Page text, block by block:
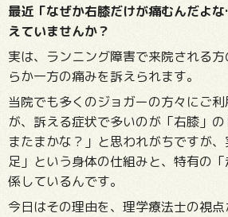
最近「なぜか右膝だけが痛むんだよ
えていませんか？
実は、ランニング障害で来院される
らか一方の痛みを訴えられます。
当院でも多くのジョガーの方々にご
が、訴える症状で多いのが「右膝」
またまかな？」と思われがちですが
足」という身体の仕組みと、特有の
係しているんです。
今日はその理由を、理学療法士の視